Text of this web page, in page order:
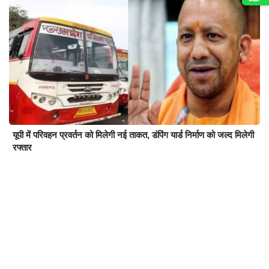
यूपी में परिवहन प्रवर्तन को मिलेगी नई ताकत, डंपिंग यार्ड निर्माण को जल्द मिलेगी
रफ्तार